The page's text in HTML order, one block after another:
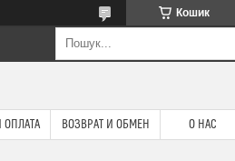
Кошик
ОПЛАТА ВОЗВРАТ И ОБМЕН О НАС